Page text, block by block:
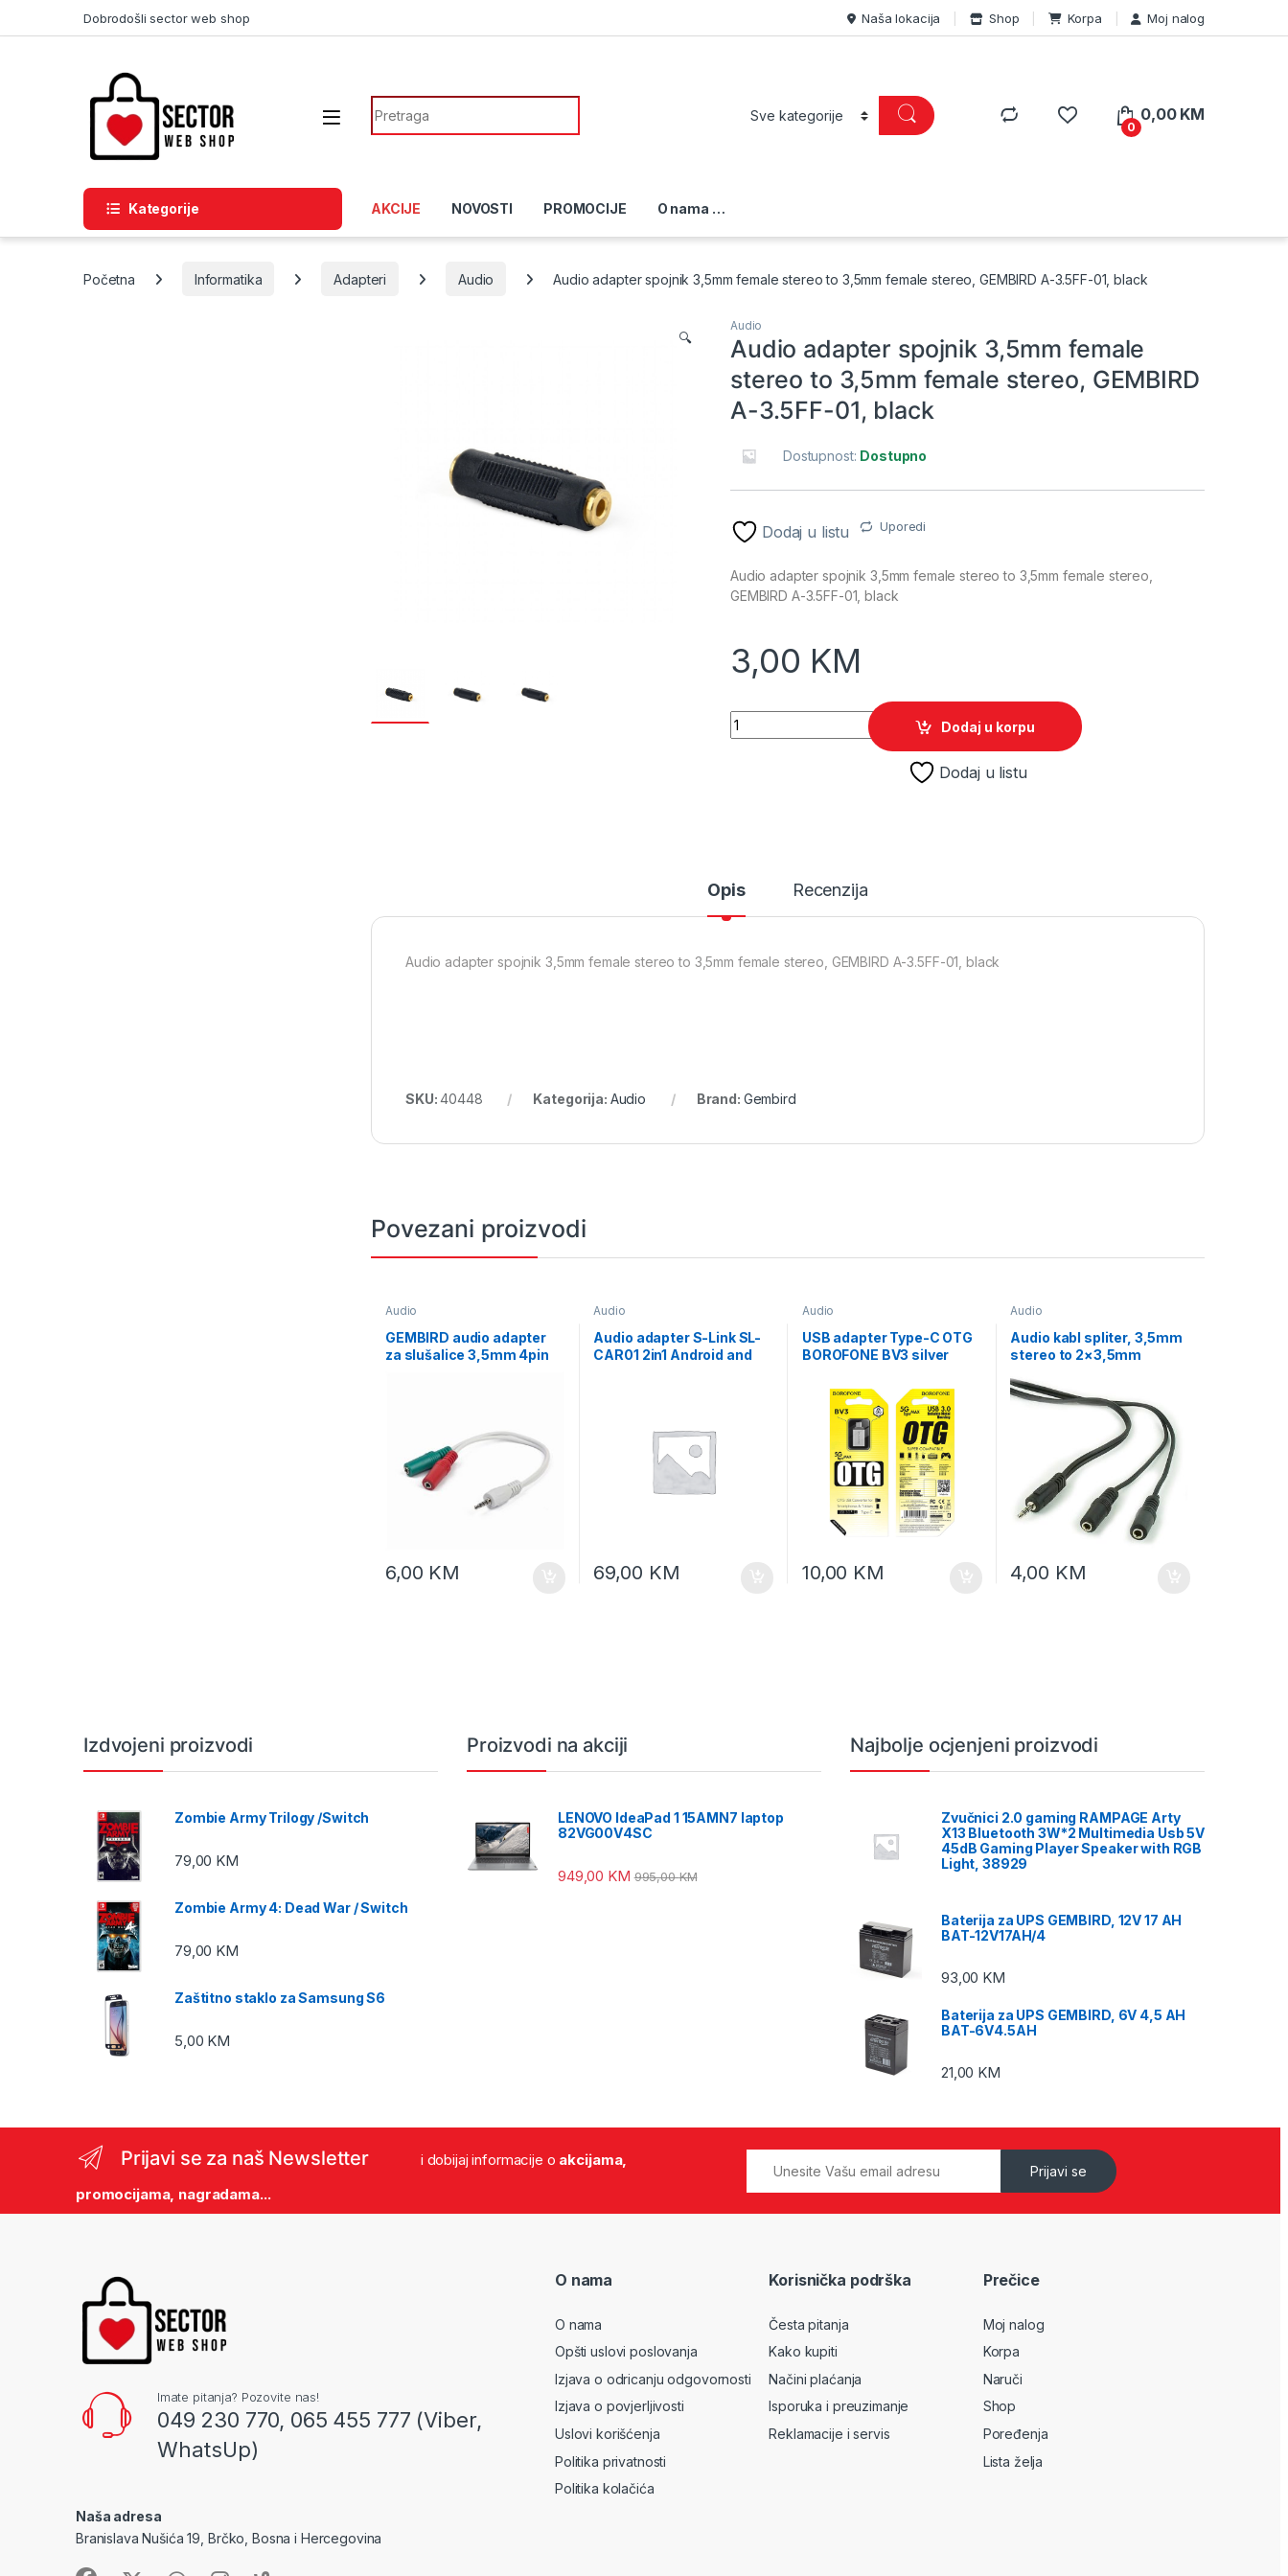
Dobrodošli sector web shop Naša lokacija Shop Korpa Moj nalog
Search for:
0
0,00 KM
Kategorije AKCIJE NOVOSTI PROMOCIJE O nama …
Početna Informatika Adapteri Audio Audio adapter spojnik 3,5mm female stereo to 3,5mm female stereo, GEMBIRD A-3.5FF-01, black
🔍
Audio
Audio adapter spojnik 3,5mm female
stereo to 3,5mm female stereo, GEMBIRD
A-3.5FF-01, black
Dostupnost: Dostupno
Dodaj u listu Uporedi
Audio adapter spojnik 3,5mm female stereo to 3,5mm female stereo,
GEMBIRD A-3.5FF-01, black
3,00 KM
Audio adapter spojnik 3,5mm female stereo to 3,5mm female stereo, GEMBIRD
Dodaj u korpu
Dodaj u listu
Opis Recenzija
Audio adapter spojnik 3,5mm female stereo to 3,5mm female stereo, GEMBIRD A-3.5FF-01, black
SKU:40448 Kategorija: Audio Brand: Gembird
Povezani proizvodi
Audio
GEMBIRD audio adapter
za slušalice 3,5mm 4pin
6,00 KM
Audio
Audio adapter S-Link SL-
CAR01 2in1 Android and
69,00 KM
Audio
USB adapter Type-C OTG
BOROFONE BV3 silver
10,00 KM
Audio
Audio kabl spliter, 3,5mm
stereo to 2×3,5mm
CCA-415, black
4,00 KM
Izdvojeni proizvodi
Zombie Army Trilogy /Switch
79,00 KM
Zombie Army 4: Dead War / Switch
79,00 KM
Zaštitno staklo za Samsung S6
5,00 KM
Proizvodi na akciji
LENOVO IdeaPad 1 15AMN7 laptop
82VG00V4SC
949,00 KM 995,00KM
Najbolje ocjenjeni proizvodi
Zvučnici 2.0 gaming RAMPAGE Arty
X13 Bluetooth 3W*2 Multimedia Usb 5V
45dB Gaming Player Speaker with RGB
Light, 38929
Baterija za UPS GEMBIRD, 12V 17 AH
BAT-12V17AH/4
93,00 KM
Baterija za UPS GEMBIRD, 6V 4,5 AH
BAT-6V4.5AH
21,00 KM
Prijavi se za naš Newsletter i dobijaj informacije o akcijama,
promocijama, nagradama...
Prijavi se
Imate pitanja? Pozovite nas!
049 230 770, 065 455 777 (Viber,
WhatsUp)
Naša adresa
Branislava Nušića 19, Brčko, Bosna i Hercegovina
O nama
O nama
Opšti uslovi poslovanja
Izjava o odricanju odgovornosti
Izjava o povjerljivosti
Uslovi korišćenja
Politika privatnosti
Politika kolačića
Korisnička podrška
Česta pitanja
Kako kupiti
Načini plaćanja
Isporuka i preuzimanje
Reklamacije i servis
Prečice
Moj nalog
Korpa
Naruči
Shop
Poređenja
Lista želja